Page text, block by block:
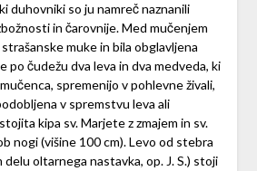
duhovniki so ju namreč naznanili
in čarovnije. Med mučenjem
muke in bila obglavljena
po čudežu dva leva in dva medveda, ki
spremenijo v pohlevne živali,
v spremstvu leva ali
kipa sv. Marjete z zmajem in sv.
nogi (višine 100 cm). Levo od stebra
oltarnega nastavka, op. J. S.) stoji